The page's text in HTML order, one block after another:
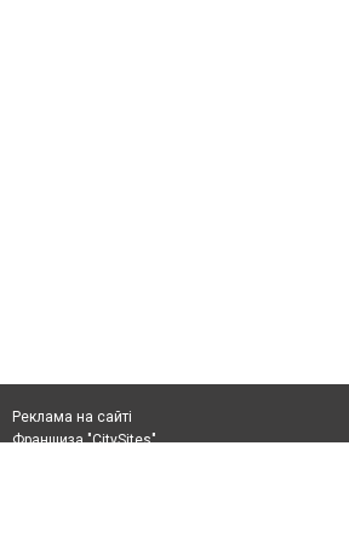
Реклама на сайті
Франшиза "CitySites"